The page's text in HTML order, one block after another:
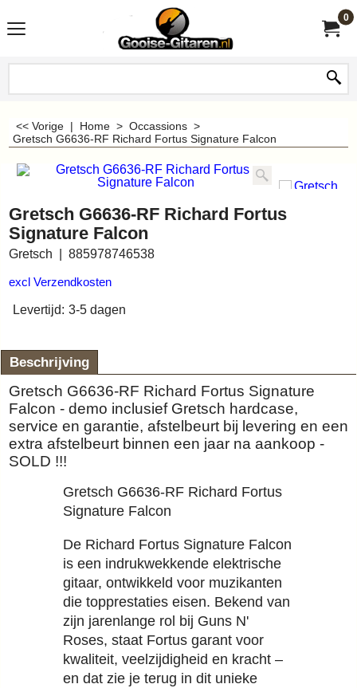
0
<< Vorige | Home > Occassions >
Gretsch G6636-RF Richard Fortus Signature Falcon
Gretsch G6636-RF Richard Fortus
Signature Falcon
Gretsch 885978746538
excl Verzendkosten
Levertijd: 3-5 dagen
Beschrijving
Gretsch G6636-RF Richard Fortus Signature
Falcon - demo inclusief Gretsch hardcase,
service en garantie, afstelbeurt bij levering en een
extra afstelbeurt binnen een jaar na aankoop -
SOLD !!!
Gretsch G6636-RF Richard Fortus
Signature Falcon
De Richard Fortus Signature Falcon
is een indrukwekkende elektrische
gitaar, ontwikkeld voor muzikanten
die topprestaties eisen. Bekend van
zijn jarenlange rol bij Guns N'
Roses, staat Fortus garant voor
kwaliteit, veelzijdigheid en kracht –
en dat zie je terug in dit unieke